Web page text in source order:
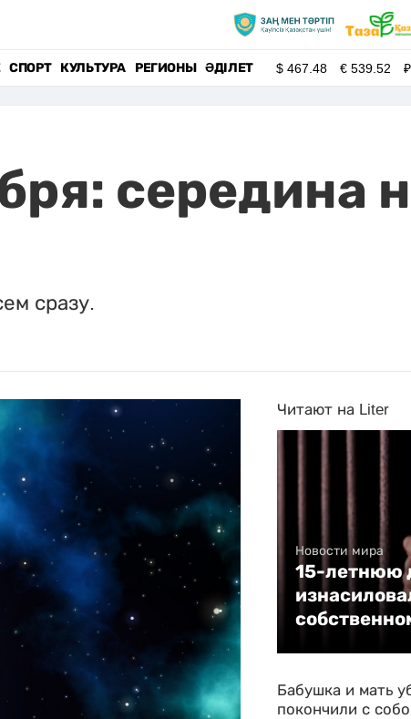
СПОРТ КУЛЬТУРА РЕГИОНЫ ӘДІЛЕТ $467.48 €539.52 ₽
середина
сразу.
Читают на Liter
Новости мира
15-летнюю
Бабушка и мать
покончили с